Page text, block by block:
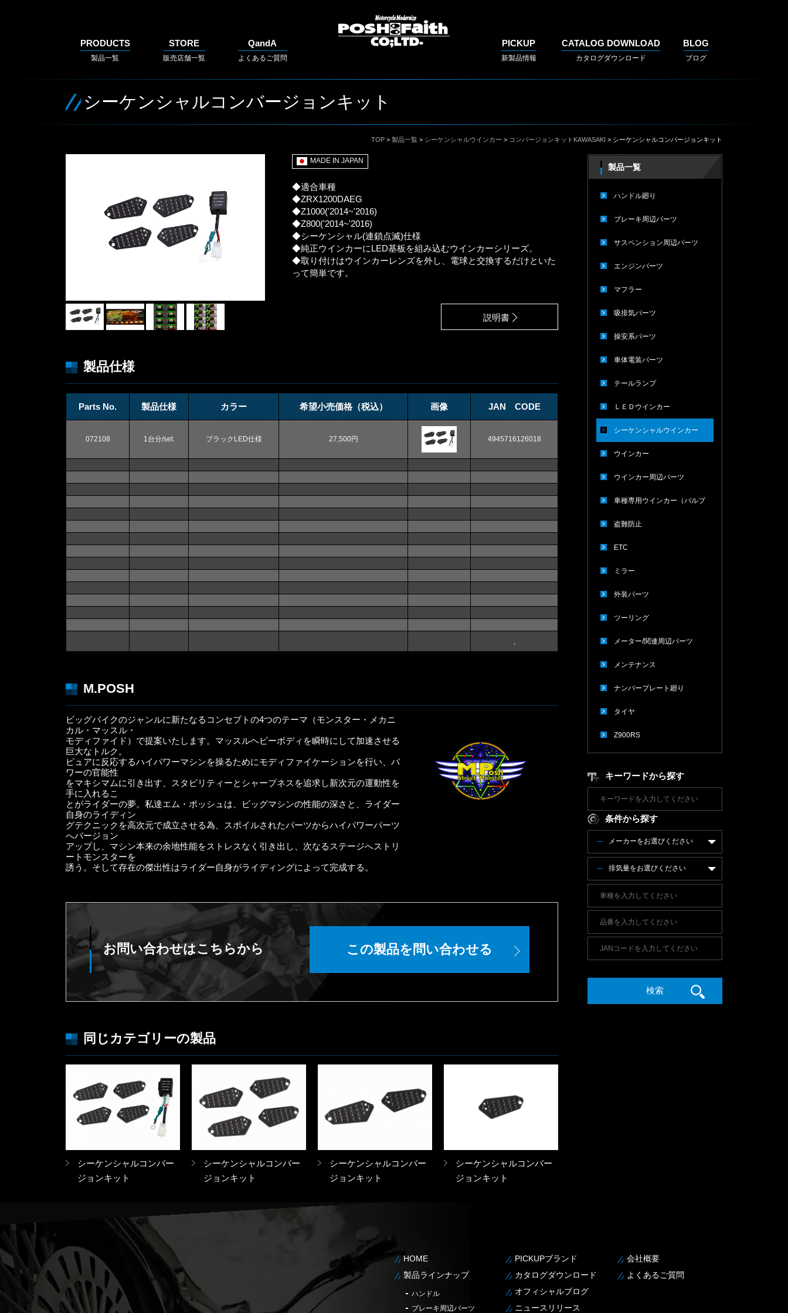
PRODUCTS
製品一覧
STORE
販売店舗一覧
QandA
よくあるご質問
PICKUP
新製品情報
CATALOG DOWNLOAD
カタログダウンロード
BLOG
ブログ
シーケンシャルコンバージョンキット
TOP > 製品一覧 > シーケンシャルウインカー > コンバージョンキットKAWASAKI > シーケンシャルコンバージョンキット
MADE IN JAPAN
◆適合車種
◆ZRX1200DAEG
◆Z1000('2014~'2016)
◆Z800('2014~'2016)
◆シーケンシャル(連鎖点滅)仕様
◆純正ウインカーにLED基板を組み込むウインカーシリーズ。
◆取り付けはウインカーレンズを外し、電球と交換するだけといた
って簡単です。
説明書
製品仕様
Parts No. 製品仕様 カラー 希望小売価格（税込） 画像 JAN CODE
072108 1台分/set. ブラックLED仕様 27,500円 4945716126018
,
M.POSH
ビッグバイクのジャンルに新たなるコンセプトの4つのテーマ（モンスター・メカニ
カル・マッスル・
モディファイド）で提案いたします。マッスルヘビーボディを瞬時にして加速させる
巨大なトルク。
ピュアに反応するハイパワーマシンを操るためにモディファイケーションを行い、パ
ワーの官能性
をマキシマムに引き出す、スタビリティーとシャープネスを追求し新次元の運動性を
手に入れるこ
とがライダーの夢。私達エム・ポッシュは、ビッグマシンの性能の深さと、ライダー
自身のライディン
グテクニックを高次元で成立させる為、スポイルされたパーツからハイパワーパーツ
へバージョン
アップし、マシン本来の余地性能をストレスなく引き出し、次なるステージへストリ
ートモンスターを
誘う。そして存在の傑出性はライダー自身がライディングによって完成する。
お問い合わせはこちらから この製品を問い合わせる
同じカテゴリーの製品
シーケンシャルコンバー
ジョンキット
シーケンシャルコンバー
ジョンキット
シーケンシャルコンバー
ジョンキット
シーケンシャルコンバー
ジョンキット
製品一覧
ハンドル廻り
ブレーキ周辺パーツ
サスペンション周辺パーツ
エンジンパーツ
マフラー
吸排気パーツ
操安系パーツ
車体電装パーツ
テールランプ
ＬＥＤウインカー
シーケンシャルウインカー
ウインカー
ウインカー周辺パーツ
車種専用ウインカー（バルブ
タイプ）
盗難防止
ETC
ミラー
外装パーツ
ツーリング
メーター/関連周辺パーツ
メンテナンス
ナンバープレート廻り
タイヤ
Z900RS
キーワードから探す
条件から探す
メーカーをお選びください
排気量をお選びください
HOME
製品ラインナップ
ハンドル
ブレーキ周辺パーツ
PICKUPブランド
カタログダウンロード
オフィシャルブログ
ニュースリリース
会社概要
よくあるご質問